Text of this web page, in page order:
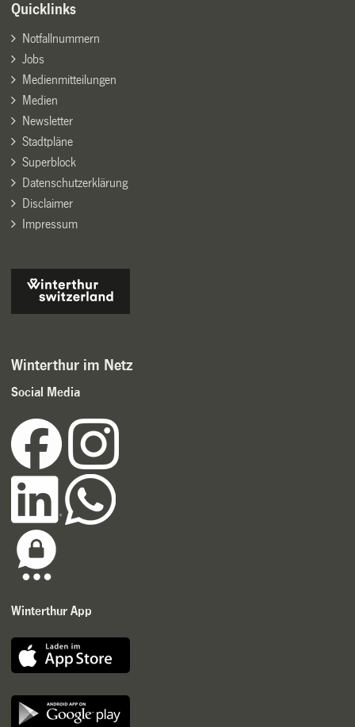
Quicklinks
Notfallnummern
Jobs
Medienmitteilungen
Medien
Newsletter
Stadtpläne
Superblock
Datenschutzerklärung
Disclaimer
Impressum
Winterthur im Netz
Social Media
Winterthur App